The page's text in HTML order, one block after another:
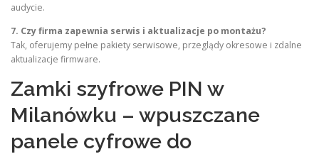
audycie.
7. Czy firma zapewnia serwis i aktualizacje po montażu?
Tak, oferujemy pełne pakiety serwisowe, przeglądy okresowe i zdalne
aktualizacje firmware.
Zamki szyfrowe PIN w
Milanówku – wpuszczane
panele cyfrowe do